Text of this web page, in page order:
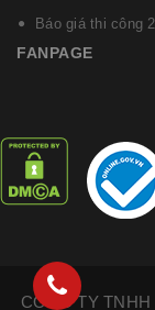
Báo giá thi công
FANPAGE
CÔNG TY